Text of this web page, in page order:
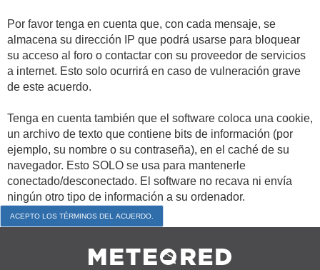
Por favor tenga en cuenta que, con cada mensaje, se
almacena su dirección IP que podrá usarse para bloquear
su acceso al foro o contactar con su proveedor de servicios
a internet. Esto solo ocurrirá en caso de vulneración grave
de este acuerdo.
Tenga en cuenta también que el software coloca una cookie,
un archivo de texto que contiene bits de información (por
ejemplo, su nombre o su contraseña), en el caché de su
navegador. Esto SOLO se usa para mantenerle
conectado/desconectado. El software no recava ni envía
ningún otro tipo de información a su ordenador.